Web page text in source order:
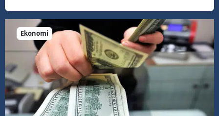
Ekonomi